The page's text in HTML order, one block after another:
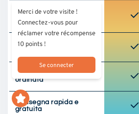
Approvvigionamento
UE)
Qualità premium
Confezione discreta e
ordinata
Consegna rapida e
gratuita
Merci de votre visite !
Connectez-vous pour
réclamer votre récompense
10 points !
Se connecter